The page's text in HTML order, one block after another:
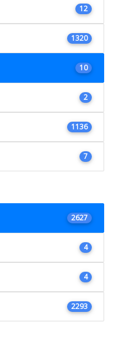
12
1320
10
2
1136
7
2627
4
4
2293